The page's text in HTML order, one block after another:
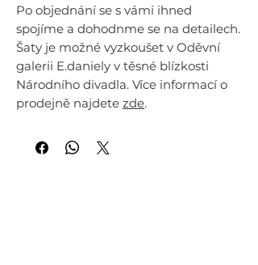
Po objednání se s vámi ihned
spojíme a dohodnme se na detailech.
Šaty je možné vyzkoušet v Oděvní
galerii E.daniely v těsné blízkosti
Národního divadla. Více informací o
prodejně najdete zde.